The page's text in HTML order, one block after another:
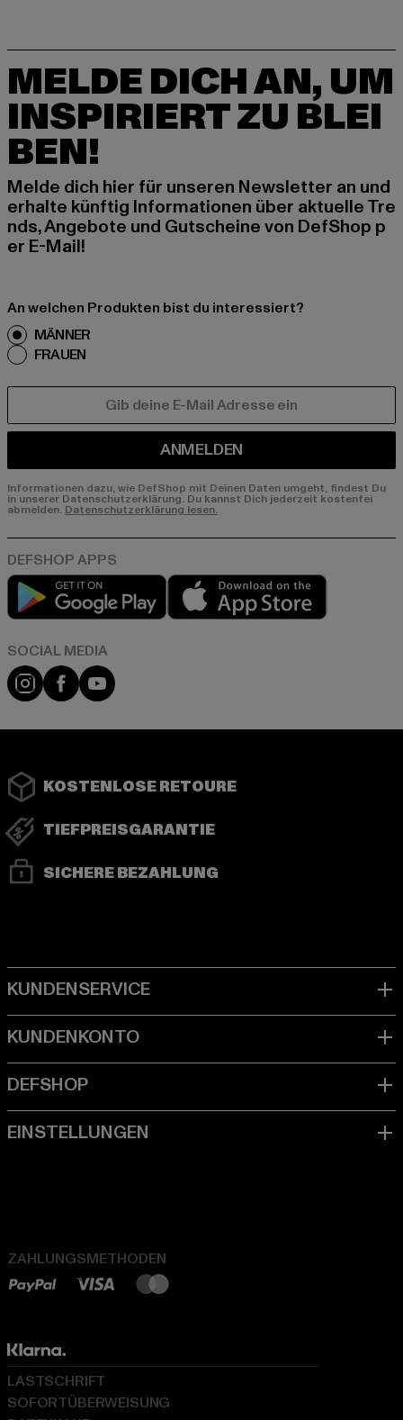
MELDE DICH AN, UM
INSPIRIERT ZU BLEI
BEN!
Melde dich hier für unseren Newsletter an und
erhalte künftig Informationen über aktuelle Tre
nds, Angebote und Gutscheine von DefShop p
er E-Mail!
An welchen Produkten bist du interessiert?
MÄNNER
FRAUEN
ANMELDEN
Informationen dazu, wie DefShop mit Deinen Daten umgeht, findest Du
in unserer Datenschutzerklärung. Du kannst Dich jederzeit kostenfei
abmelden. Datenschutzerklärung lesen.
Play market
Instagram
FacebookYouTube
KOSTENLOSE RETOURE
TIEFPREISGARANTIE
SICHERE BEZAHLUNG
ZAHLUNGSMETHODEN
LASTSCHRIFT
SOFORTÜBERWEISUNG